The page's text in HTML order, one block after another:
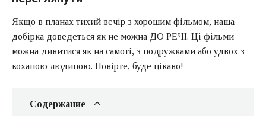
Якщо в планах тихий вечір з хорошим фільмом, наша
добірка доведеться як не можна ДО РЕЧІ. Ці фільми
можна дивитися як на самоті, з подружками або удвох з
коханою людиною. Повірте, буде цікаво!
Содержание